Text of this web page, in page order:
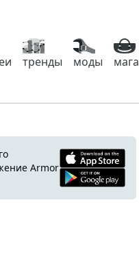
тренды моды
Armor